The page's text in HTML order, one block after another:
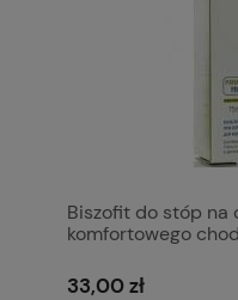
Biszofit do stóp na
komfortowego
33,00 zł